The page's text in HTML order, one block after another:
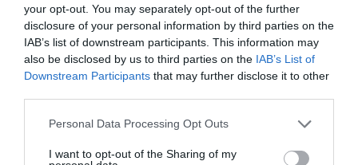
your opt-out. You may separately opt-out of the further
disclosure of your personal information by third parties on the
IAB’s list of downstream participants. This information may
also be disclosed by us to third parties on the IAB’s List of
Downstream Participants that may further disclose it to other
Personal Data Processing Opt Outs
I want to opt-out of the Sharing of my
după-amiază: acest lucru este atestat de imaginile
unei camere de supraveghere plasate în apropierea
locului unde dormea de obicei. Prin urmare, este
posibil ca el să fi fost ucis în noaptea de duminică
spre luni, iar corpul său să fi fost aruncat imediat în
mare. Potrivit medicului legist care a analizat
rămășițele, este posibil ca trupul să fi fost mutilat în